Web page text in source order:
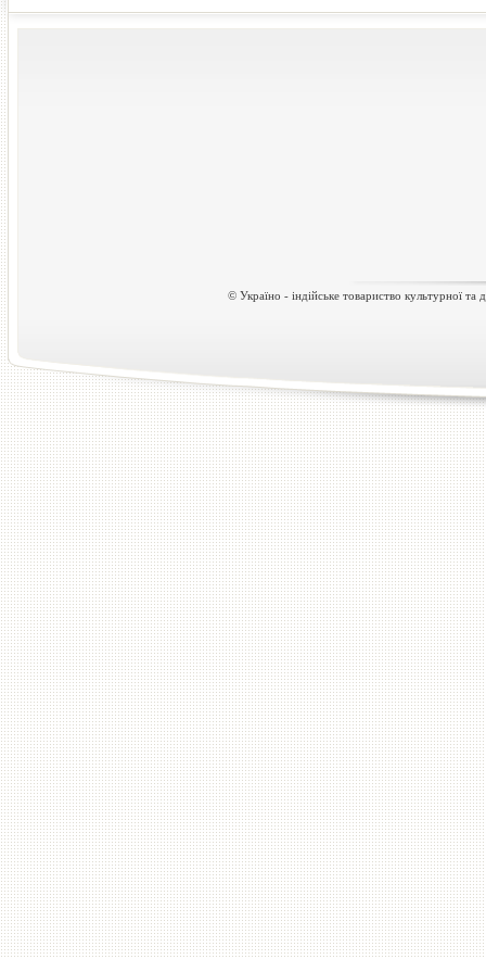
© Україно - індійське товариство культурної та